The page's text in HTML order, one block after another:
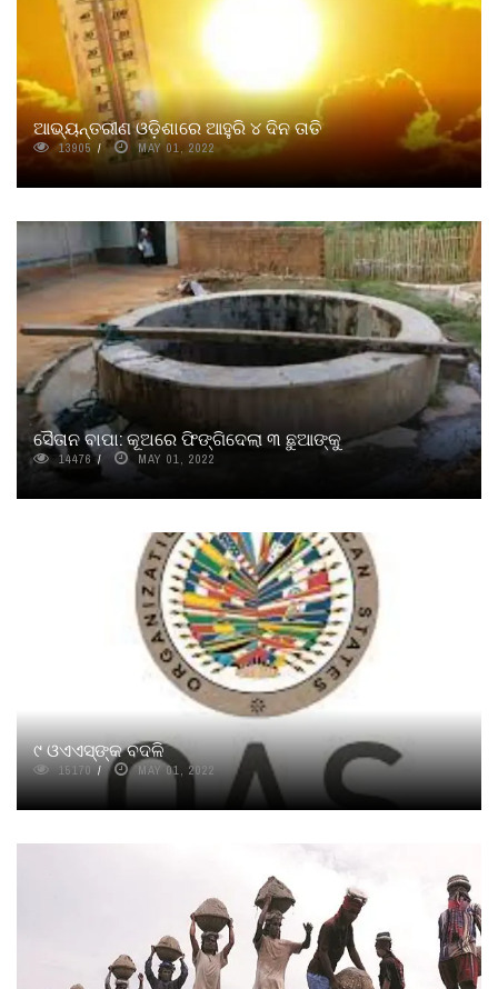
ଆଭ୍ୟନ୍ତରୀଣ ଓଡ଼ିଶାରେ ଆହୁରି ୪ ଦିନ ତାତି
13905 MAY 01, 2022
ସୈତାନ ବାପା: କୂଅରେ ଫିଙ୍ଗିଦେଲା ୩ ଛୁଆଙ୍କୁ
14476 MAY 01, 2022
୯ ଓଏଏସ୍‌ଙ୍କ ବଦଳି
15170 MAY 01, 2022